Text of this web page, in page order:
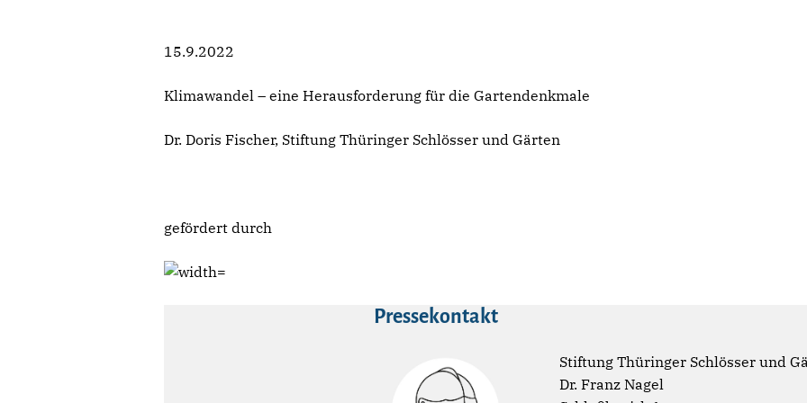
15.9.2022
Klimawandel – eine Herausforderung für die Gartendenkmale
Dr. Doris Fischer, Stiftung Thüringer Schlösser und Gärten
gefördert durch
Pressekontakt
Stiftung Thüringer Schlösser und
Dr. Franz Nagel